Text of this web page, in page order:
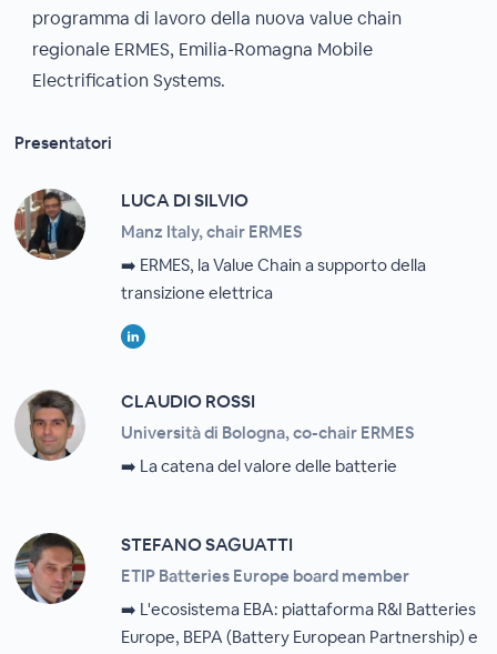
programma di lavoro della nuova value chain
regionale ERMES, Emilia-Romagna Mobile
Electrification Systems.
Presentatori
LUCA DI SILVIO
Manz Italy, chair ERMES
➡️ ERMES, la Value Chain a supporto della
transizione elettrica
CLAUDIO ROSSI
Università di Bologna, co-chair ERMES
➡️ La catena del valore delle batterie
STEFANO SAGUATTI
ETIP Batteries Europe board member
➡️ L'ecosistema EBA: piattaforma R&I Batteries
Europe, BEPA (Battery European Partnership) e